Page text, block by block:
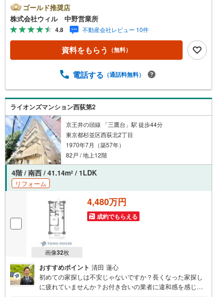
で、お部屋のスペースを有効的に使えそうです！◆大切な
家族の一員であるペットと暮らせる物件です（細則有）◆
エレベーター完備で、移動も楽々！◆収益としてもご検討
いただけます！◆お買い物に便利！「三浦屋 松庵店」まで
徒歩約1分◆「ミニコープ 松庵店」まで徒歩約5分◆「宮前
図書館」まで徒歩約11分◆緑豊かな「善福寺公園」まで徒
～19:00】上記時間はお電話が繋がりやすくなっておりま
「室内・現地を見学する（無料）」ボタンよりご希望の日
時をご記入いただけますとスムーズにご案内が可能です。
【ウィル不動産販売はここが強み】（1）住宅ローンに精通
したローン専門部署があります！（2）施工実績多数のリフ
ォーム部門も社内にあります！（3）定休日なし！
ゴールド推奨店
株式会社ウィル 中野営業所
4.8 不動産会社レビュー 10件
資料をもらう （無料）
電話する （通話料無料）
ライオンズマンション西荻第2
京王井の頭線 「三鷹台」駅 徒歩44分
東京都杉並区西荻北2丁目
1970年7月（築57年）
82戸 / 地上12階
4階 / 南西 / 41.14m2 / 1LDK
リフォーム
画像32枚
4,480万円
成約でもらえる
おすすめポイント 清田 蓮心
初めての家探しは不安じゃないですか？長くなった家探し
に疲れていませんか？お付き合いの業者に違和感を感じて